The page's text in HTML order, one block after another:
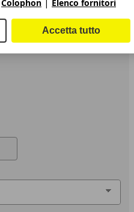
Colophon Elenco fornitori
Accetta tutto